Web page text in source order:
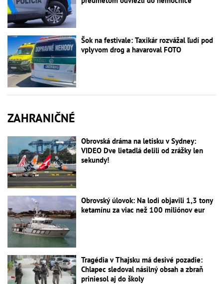
Šok na festivale: Taxikár rozvážal ľudí pod
vplyvom drog a havaroval FOTO
ZAHRANIČNÉ
Obrovská dráma na letisku v Sydney:
VIDEO Dve lietadlá delili od zrážky len
sekundy!
Obrovský úlovok: Na lodi objavili 1,3 tony
ketamínu za viac než 100 miliónov eur
Tragédia v Thajsku má desivé pozadie:
Chlapec sledoval násilný obsah a zbraň
priniesol aj do školy